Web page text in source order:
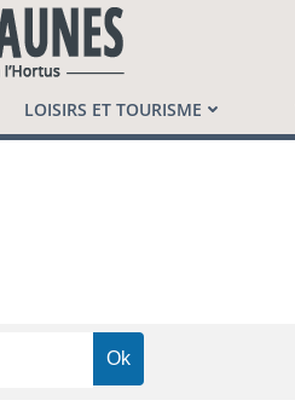
LOISIRS ET TOURISME